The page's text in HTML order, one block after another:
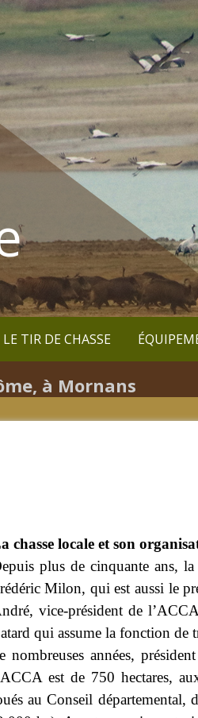
LE TIR DE CHASSE
à Mornans
chasse locale et son
plus de cinquante ans,
Milon, qui est aussi le
vice-président de
qui assume la fonction de
nombreuses années,
est de 750 hectares,
au Conseil départemental,